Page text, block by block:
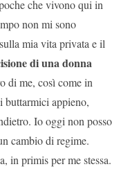
che vivono qui in
non mi sono
mia vita privata e il
di una donna
di me, così come in
buttarmici appieno,
Io oggi non posso
cambio di regime.
in primis per me stessa.